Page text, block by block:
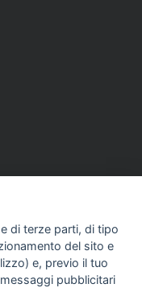
di terze parti, di tipo
del sito e
e, previo il tuo
pubblicitari